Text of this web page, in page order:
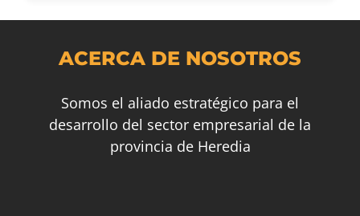
ACERCA DE NOSOTROS
Somos el aliado estratégico para el
desarrollo del sector empresarial de la
provincia de Heredia